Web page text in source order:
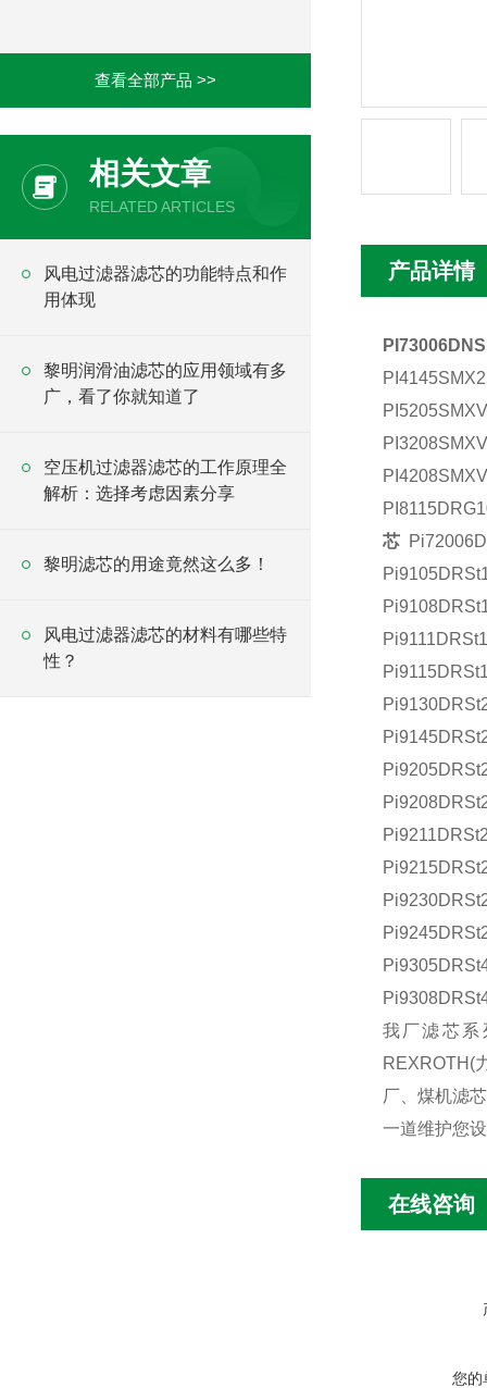
查看全部产品 >>
相关文章
RELATED ARTICLES
风电过滤器滤芯的功能特点和作
用体现
黎明润滑油滤芯的应用领域有多
广，看了你就知道了
空压机过滤器滤芯的工作原理全
解析：选择考虑因素分享
黎明滤芯的用途竟然这么多！
风电过滤器滤芯的材料有哪些特
性？
产品详情
芯
我厂滤芯系
REXROTH(
厂、煤机滤
一道维护您
在线咨询
您的